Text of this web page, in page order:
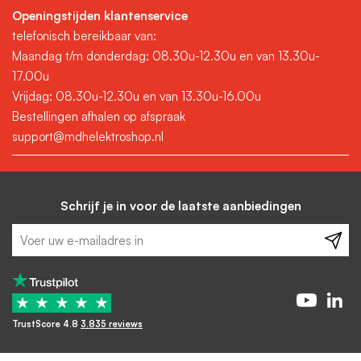
De uitschakelcurve, ook wel karakteristiek genoemd, bepaalt
hoe snel een installatieautomaat reageert op overbelasting of
kortsluiting. De meest voorkomende types zijn:
B-karakteristiek
Schakelt uit bij 3 tot 5 keer de nominale stroom.
Geschikt voor standaard huishoudelijke toepassingen
zoals verlichting en stopcontacten.
C-karakteristiek
voor apparaten met hogere inschakelstromen zoals
wasmachines, motoren en airco’s.
Wanneer kies ik een B- of C-
karakteristiek
Openingstijden klantenservice
telefonisch bereikbaar van:
Maandag t/m donderdag: 08.30u-12.30u en van 13.30u-
17.00u
Vrijdag: 08.30u-12.30u en van 13.30u-16.00u
Bestellingen afhalen op afspraak
support@mdhelektroshop.nl
Schrijf je in voor de laatste aanbiedingen
★ ★ ★ ★ ★
TrustScore 4.8 3.835 reviews